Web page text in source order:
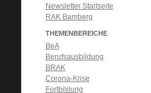
Newsletter Startseite
RAK Bamberg
THEMENBEREICHE
BeA
Berufsausbildung
BRAK
Corona-Krise
Fortbildung